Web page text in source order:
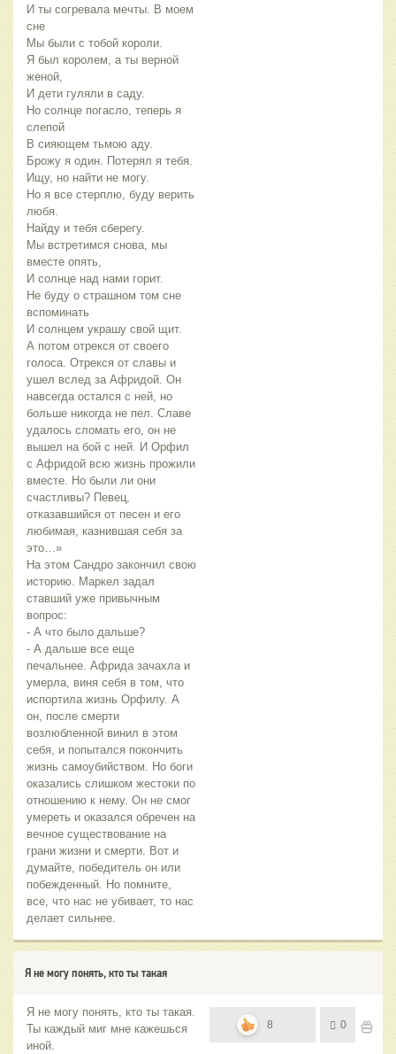
И ты согревала мечты. В моем
сне
Мы были с тобой короли.
Я был королем, а ты верной
женой,
И дети гуляли в саду.
Но солнце погасло, теперь я
слепой
В сияющем тьмою аду.
Брожу я один. Потерял я тебя.
Ищу, но найти не могу.
Но я все стерплю, буду верить
любя.
Найду и тебя сберегу.
Мы встретимся снова, мы
вместе опять,
И солнце над нами горит.
Не буду о страшном том сне
вспоминать
И солнцем украшу свой щит.
А потом отрекся от своего
голоса. Отрекся от славы и
ушел вслед за Афридой. Он
навсегда остался с ней, но
больше никогда не пел. Славе
удалось сломать его, он не
вышел на бой с ней. И Орфил
с Афридой всю жизнь прожили
вместе. Но были ли они
счастливы? Певец,
отказавшийся от песен и его
любимая, казнившая себя за
это…»
На этом Сандро закончил свою
историю. Маркел задал
ставший уже привычным
вопрос:
- А что было дальше?
- А дальше все еще
печальнее. Африда зачахла и
умерла, виня себя в том, что
испортила жизнь Орфилу. А
он, после смерти
возлюбленной винил в этом
себя, и попытался покончить
жизнь самоубийством. Но боги
оказались слишком жестоки по
отношению к нему. Он не смог
умереть и оказался обречен на
вечное существование на
грани жизни и смерти. Вот и
думайте, победитель он или
побежденный. Но помните,
все, что нас не убивает, то нас
делает сильнее.
Я не могу понять, кто ты такая
Я не могу понять, кто ты такая.
Ты каждый миг мне кажешься
иной.
8 0